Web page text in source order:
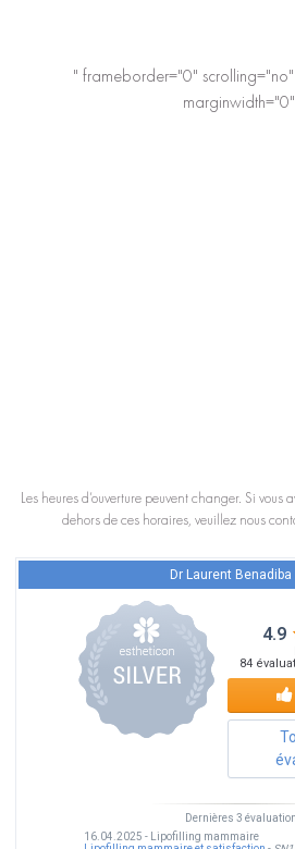
" frameborder="0"
Les heures d’ouverture peuvent changer. Si vous
dehors de ces horaires, veuillez nous